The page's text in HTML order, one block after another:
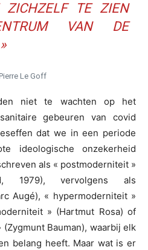
ZICHZELF TE ZIEN
VAN DE
Le Goff
niet te wachten op het
gebeuren van covid
dat we in een periode
ideologische onzekerheid
als « postmoderniteit »
1979), vervolgens als
Augé), « hypermoderniteit »
» (Hartmut Rosa) of
Bauman), waarbij elk
belang heeft. Maar wat is er